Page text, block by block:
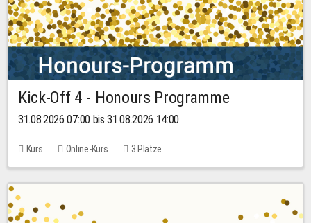
Kick-Off 4 - Honours Programme
31.08.2026 07:00 bis 31.08.2026 14:00
Kurs Online-Kurs 3 Plätze